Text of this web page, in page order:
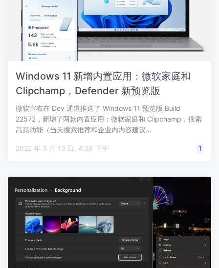
Windows 11 新增内置应用：微软家庭和
Clipchamp，Defender 新预览版
微软宣布在 Dev 通道推送了 Windows 11 预览版 Build
22572，新增了两款内置应用：微软家庭和 Clipchamp，搜索
高亮功能（当天搜索推荐和企业内内容建议…
2022 年 3 月 13 日, 4:29 下午 1